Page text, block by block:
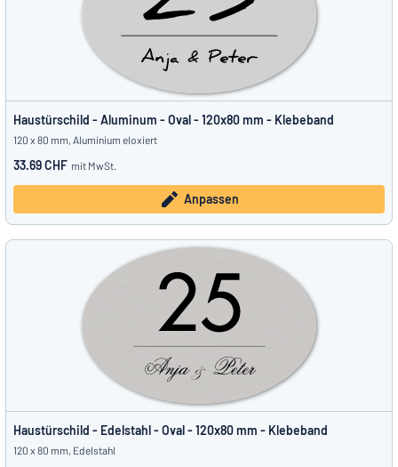
Haustürschild - Aluminum - Oval - 120x80 mm - Klebeband
120 x 80 mm, Aluminium eloxiert
33.69 CHF mit MwSt.
Anpassen
Haustürschild - Edelstahl - Oval - 120x80 mm - Klebeband
120 x 80 mm, Edelstahl